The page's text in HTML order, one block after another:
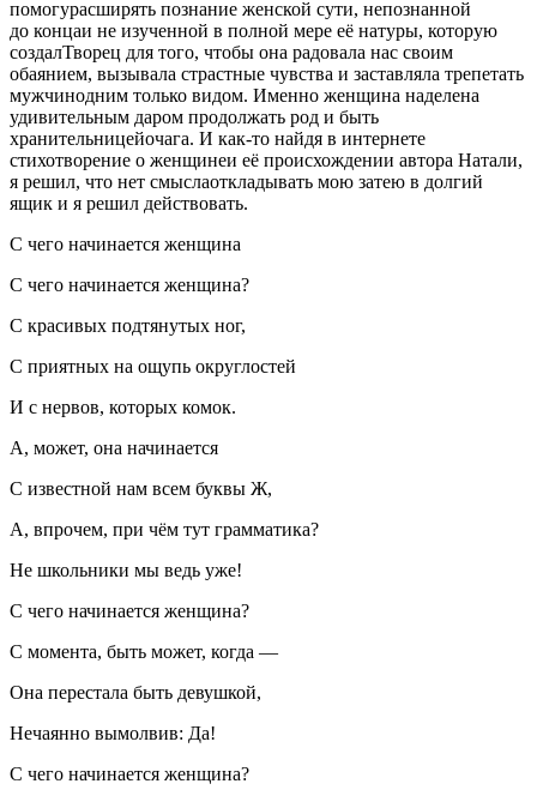
помогурасширять познание женской сути, непознанной
до концаи не изученной в полной мере её натуры, которую
создалТворец для того, чтобы она радовала нас своим
обаянием, вызывала страстные чувства и заставляла трепетать
мужчинодним только видом. Именно женщина наделена
удивительным даром продолжать род и быть
хранительницейочага. И как-то найдя в интернете
стихотворение о женщинеи её происхождении автора Натали,
я решил, что нет смыслаоткладывать мою затею в долгий
ящик и я решил действовать.
С чего начинается женщина
С чего начинается женщина?
С красивых подтянутых ног,
С приятных на ощупь округлостей
И с нервов, которых комок.
А, может, она начинается
С известной нам всем буквы Ж,
А, впрочем, при чём тут грамматика?
Не школьники мы ведь уже!
С чего начинается женщина?
С момента, быть может, когда —
Она перестала быть девушкой,
Нечаянно вымолвив: Да!
С чего начинается женщина?